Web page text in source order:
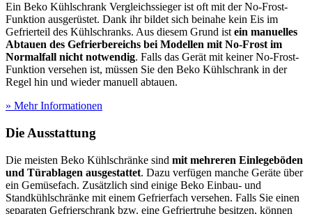
Ein Beko Kühlschrank Vergleichssieger ist oft mit der No-Frost-
Funktion ausgerüstet. Dank ihr bildet sich beinahe kein Eis im
Gefrierteil des Kühlschranks. Aus diesem Grund ist ein manuelles
Abtauen des Gefrierbereichs bei Modellen mit No-Frost im
Normalfall nicht notwendig. Falls das Gerät mit keiner No-Frost-
Funktion versehen ist, müssen Sie den Beko Kühlschrank in der
Regel hin und wieder manuell abtauen.
» Mehr Informationen
Die Ausstattung
Die meisten Beko Kühlschränke sind mit mehreren Einlegeböden
und Türablagen ausgestattet. Dazu verfügen manche Geräte über
ein Gemüsefach. Zusätzlich sind einige Beko Einbau- und
Standkühlschränke mit einem Gefrierfach versehen. Falls Sie einen
separaten Gefrierschrank bzw. eine Gefriertruhe besitzen, können